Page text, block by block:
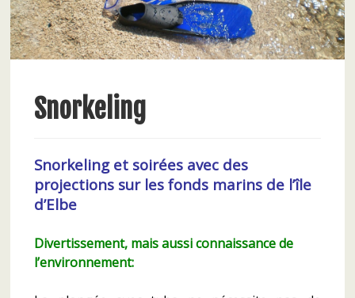
Snorkeling
Snorkeling et soirées avec des
projections sur les fonds marins de l’île
d’Elbe
Divertissement, mais aussi connaissance de
l’environnement: